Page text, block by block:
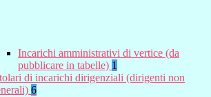
Incarichi amministrativi di vertice (da
pubblicare in tabelle) 1
di incarichi dirigenziali (dirigenti non
6